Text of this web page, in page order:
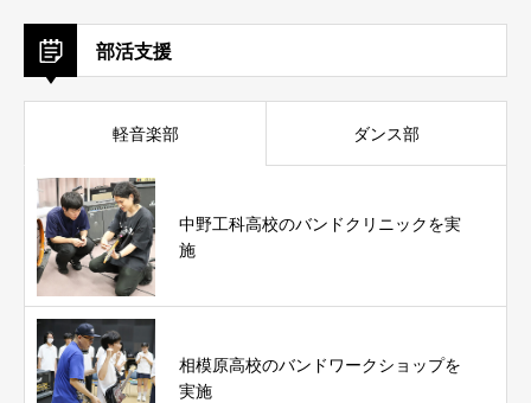
部活支援
軽音楽部 ダンス部
中野工科高校のバンドクリニックを実
施
相模原高校のバンドワークショップを
実施